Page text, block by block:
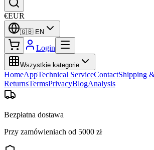
€EUR
🇬🇧 EN
Login
Wszystkie kategorie
HomeAppTechnical ServiceContactShipping
ReturnsTermsPrivacyBlogAnalysis
Bezpłatna dostawa
Przy zamówieniach od 5000 zł